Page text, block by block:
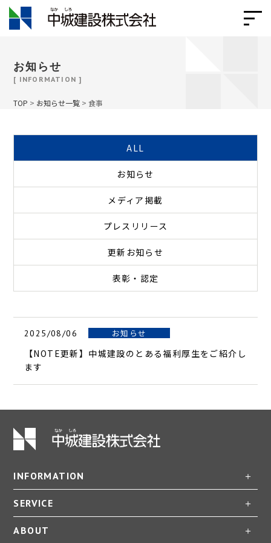
お知らせ
[ INFORMATION ]
TOP > お知らせ一覧 >食事
ALL
お知らせ
メディア掲載
プレスリリース
更新お知らせ
表彰・認定
2025/08/06 お知らせ
【NOTE更新】中城建設のとある福利厚生をご紹介し
ます
INFORMATION
SERVICE
ABOUT